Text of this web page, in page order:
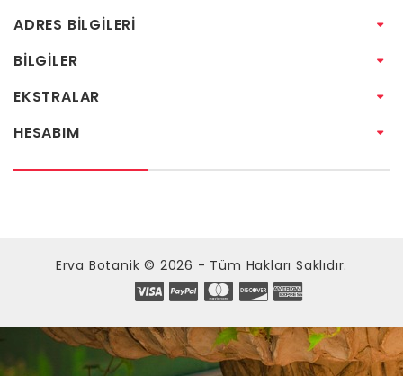
ADRES BILGILERI
BILGILER
EKSTRALAR
HESABIM
Erva Botanik © 2026 - Tüm Hakları Saklıdır.